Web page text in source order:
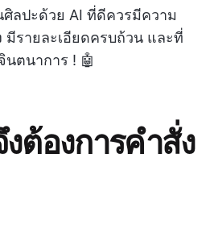
ศิลปะด้วย AI ที่ดีควรมีความ
มีรายละเอียดครบถ้วน และที่
ตนาการ ! 🤖
ต้องการคำสั่ง